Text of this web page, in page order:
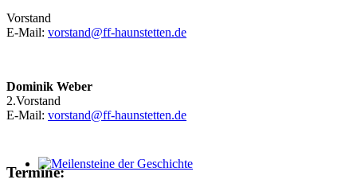
Meilensteine der Geschichte
Vorstand
E-Mail: vorstand@ff-haunstetten.de
Dominik Weber
2.Vorstand
E-Mail: vorstand@ff-haunstetten.de
Termine: